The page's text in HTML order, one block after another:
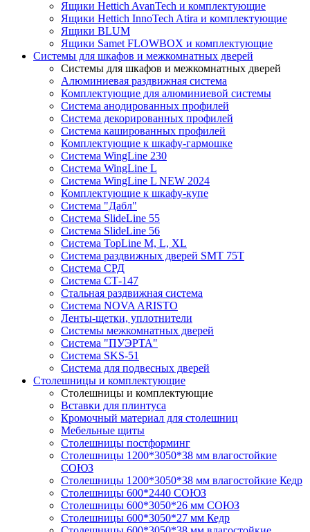
Ящики Hettich AvanTech и комплектующие
Ящики Hettich InnoTech Atira и комплектующие
Ящики BLUM
Ящики Samet FLOWBOX и комплектующие
Системы для шкафов и межкомнатных дверей
Системы для шкафов и межкомнатных дверей
Алюминиевая раздвижная система
Комплектующие для алюминиевой системы
Система анодированных профилей
Система декорированных профилей
Система кашированных профилей
Комплектующие к шкафу-гармошке
Система WingLine 230
Система WingLine L
Система WingLine L NEW 2024
Комплектующие к шкафу-купе
Система "Дабл"
Система SlideLine 55
Система SlideLine 56
Система TopLine M, L, XL
Система раздвижных дверей SMT 75T
Система СРД
Система СТ-147
Стальная раздвижная система
Система NOVA ARISTO
Ленты-щетки, уплотнители
Системы межкомнатных дверей
Система "ПУЭРТА"
Система SKS-51
Система для подвесных дверей
Столешницы и комплектующие
Столешницы и комплектующие
Вставки для плинтуса
Кромочный материал для столешниц
Мебельные щиты
Столешницы постформинг
Столешницы 1200*3050*38 мм влагостойкие
СОЮЗ
Столешницы 1200*3050*38 мм влагостойкие Кедр
Столешницы 600*2440 СОЮЗ
Столешницы 600*3050*26 мм СОЮЗ
Столешницы 600*3050*27 мм Кедр